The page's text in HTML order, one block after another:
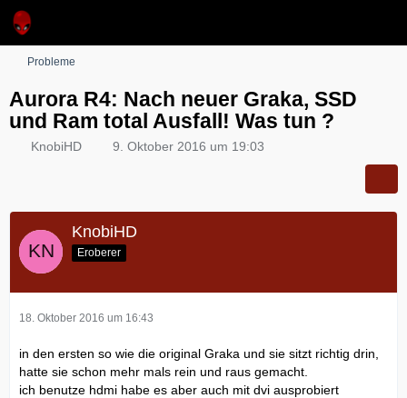
Probleme
Aurora R4: Nach neuer Graka, SSD
und Ram total Ausfall! Was tun ?
KnobiHD 9. Oktober 2016 um 19:03
KnobiHD
Eroberer
18. Oktober 2016 um 16:43
in den ersten so wie die original Graka und sie sitzt richtig drin,
hatte sie schon mehr mals rein und raus gemacht.
ich benutze hdmi habe es aber auch mit dvi ausprobiert